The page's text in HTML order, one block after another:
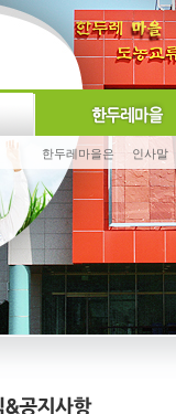
한두레마을은 인사말